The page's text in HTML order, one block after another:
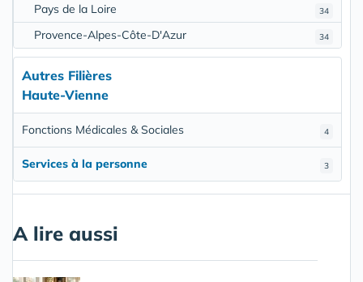
34
Pays de la Loire
34
Provence-Alpes-Côte-D'Azur
Autres Filières
Haute-Vienne
4
Fonctions Médicales & Sociales
3
Services à la personne
A lire aussi